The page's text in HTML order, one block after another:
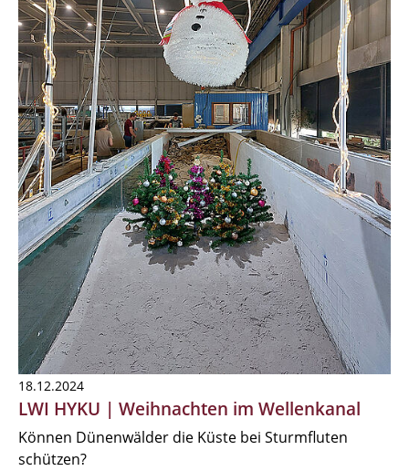
18.12.2024
LWI HYKU | Weihnachten im Wellenkanal
Können Dünenwälder die Küste bei Sturmfluten
schützen?